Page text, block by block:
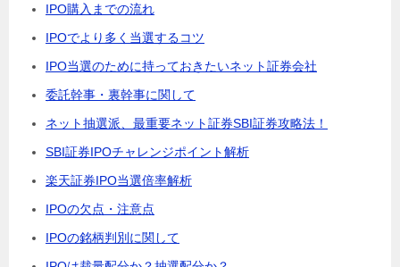
IPO購入までの流れ
IPOでより多く当選するコツ
IPO当選のために持っておきたいネット証券会社
委託幹事・裏幹事に関して
ネット抽選派、最重要ネット証券SBI証券攻略法！
SBI証券IPOチャレンジポイント解析
楽天証券IPO当選倍率解析
IPOの欠点・注意点
IPOの銘柄判別に関して